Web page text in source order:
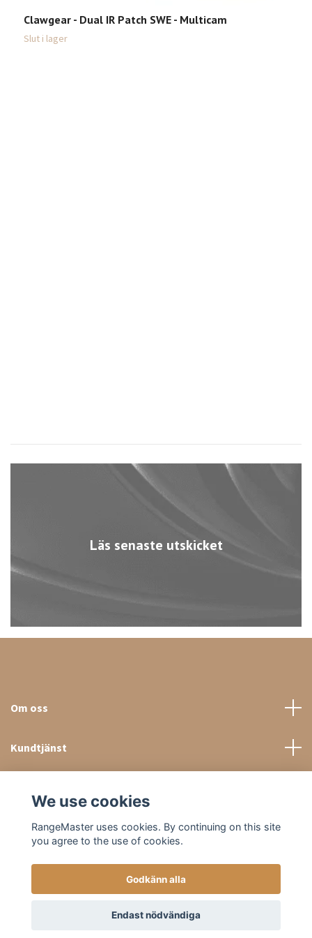
Läs senaste utskicket
Clawgear - Dual IR Patch SWE - Multicam
Slut i lager
Om oss
Kundtjänst
© 2026 RangeMaster Store
We use cookies
RangeMaster uses cookies. By continuing on this site
you agree to the use of cookies.
Godkänn alla
Endast nödvändiga